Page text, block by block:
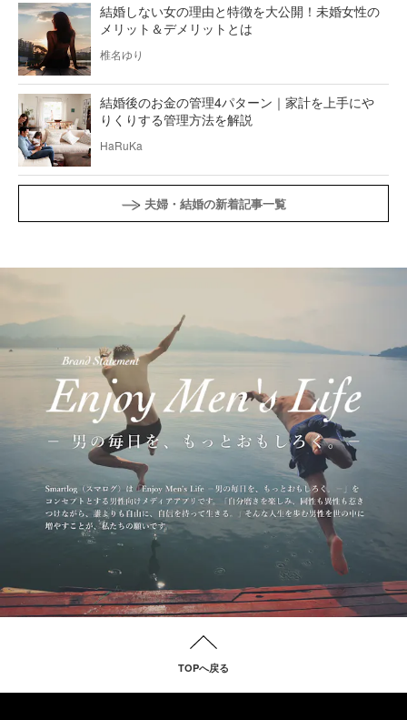
結婚しない女の理由と特徴を大公開！未婚女性の
メリット＆デメリットとは
椎名ゆり
結婚後のお金の管理4パターン｜家計を上手にや
りくりする管理方法を解説
HaRuKa
夫婦・結婚の新着記事一覧
TOPへ戻る